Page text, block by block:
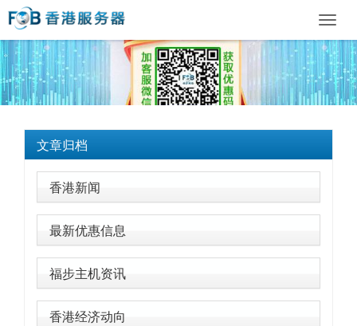
文章归档
香港新闻
最新优惠信息
福步主机资讯
香港经济动向